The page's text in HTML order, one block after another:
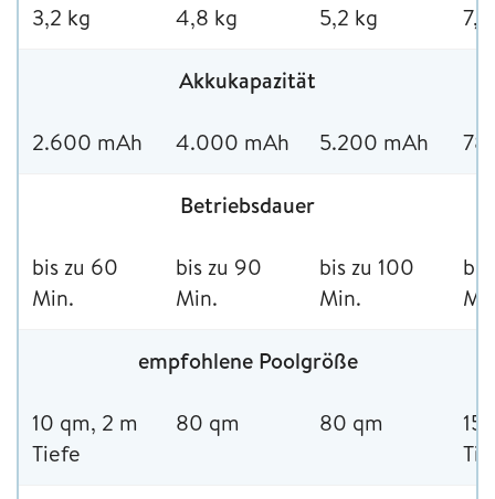
3,2 kg 4,8 kg 5,2 kg
Akkukapazität
2.600 mAh 4.000 mAh 5.200 mAh
Betriebsdauer
bis zu 60
Min.
bis zu 90
Min.
bis zu 100
Min.
empfohlene Poolgröße
10 qm, 2 m
Tiefe
80 qm 80 qm